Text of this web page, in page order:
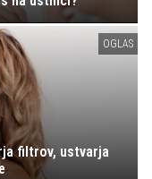
OGLAS
filtrov, ustvarja